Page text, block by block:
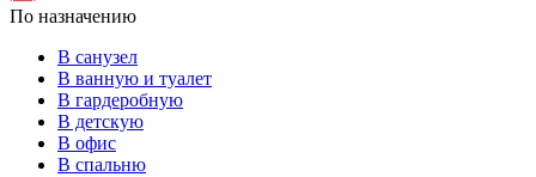
По назначению
В санузел
В ванную и туалет
В гардеробную
В детскую
В офис
В спальню